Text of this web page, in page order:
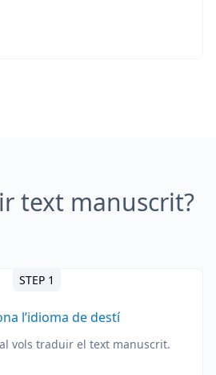
text manuscrit?
STEP 1
l’idioma de destí
vols traduir el text manuscrit.